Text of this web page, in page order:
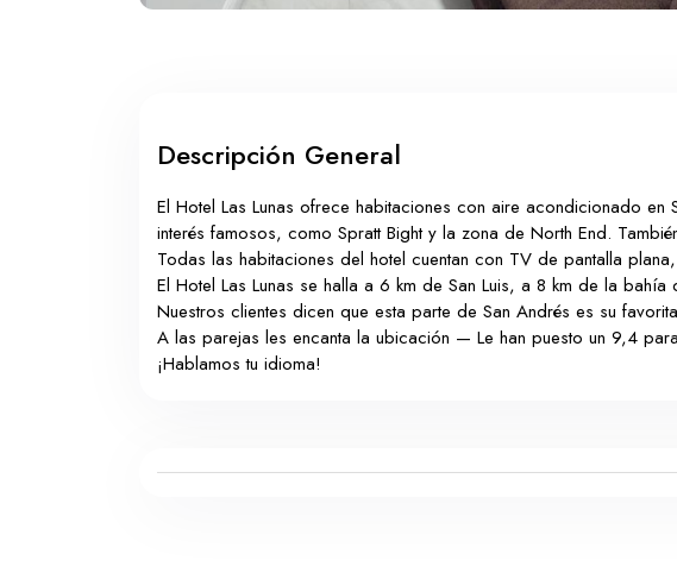
Descripción General
El Hotel Las Lunas ofrece habitaciones con aire acondicionado
interés famosos, como Spratt Bight y la zona de North End.
Todas las habitaciones del hotel cuentan con TV de pantalla
El Hotel Las Lunas se halla a 6 km de San Luis, a 8 km de la
Nuestros clientes dicen que esta parte de San Andrés es su
A las parejas les encanta la ubicación — Le han puesto un 9,4
¡Hablamos tu idioma!